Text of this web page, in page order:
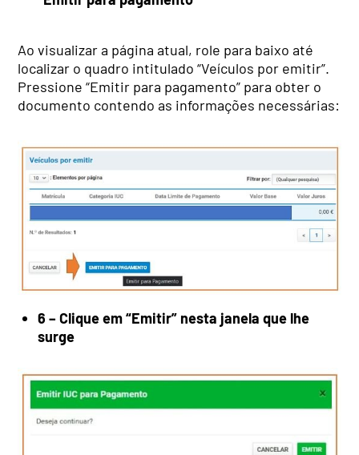
Ao visualizar a página atual, role para baixo até
localizar o quadro intitulado “Veículos por emitir”.
Pressione “Emitir para pagamento” para obter o
documento contendo as informações necessárias:
6 – Clique em “Emitir” nesta janela que lhe
surge